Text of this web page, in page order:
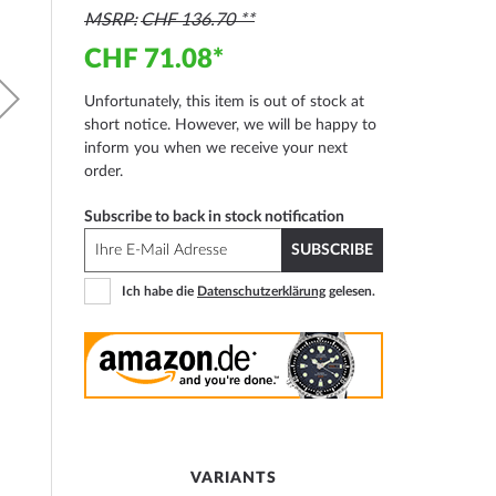
MSRP CHF 136.70
CHF 71.08
Unfortunately, this item is out of stock at
short notice. However, we will be happy to
inform you when we receive your next
order.
Subscribe to back in stock notification
SUBSCRIBE
Ich habe die Datenschutzerklärung gelesen.
VARIANTS